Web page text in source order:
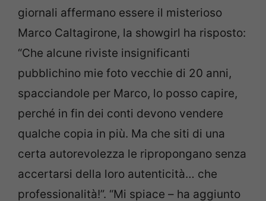
giornali affermano essere il misterioso
Marco Caltagirone, la showgirl ha risposto:
“Che alcune riviste insignificanti
pubblichino mie foto vecchie di 20 anni,
spacciandole per Marco, lo posso capire,
perché in fin dei conti devono vendere
qualche copia in più. Ma che siti di una
certa autorevolezza le ripropongano senza
accertarsi della loro autenticità… che
professionalità!”. “Mi spiace – ha aggiunto